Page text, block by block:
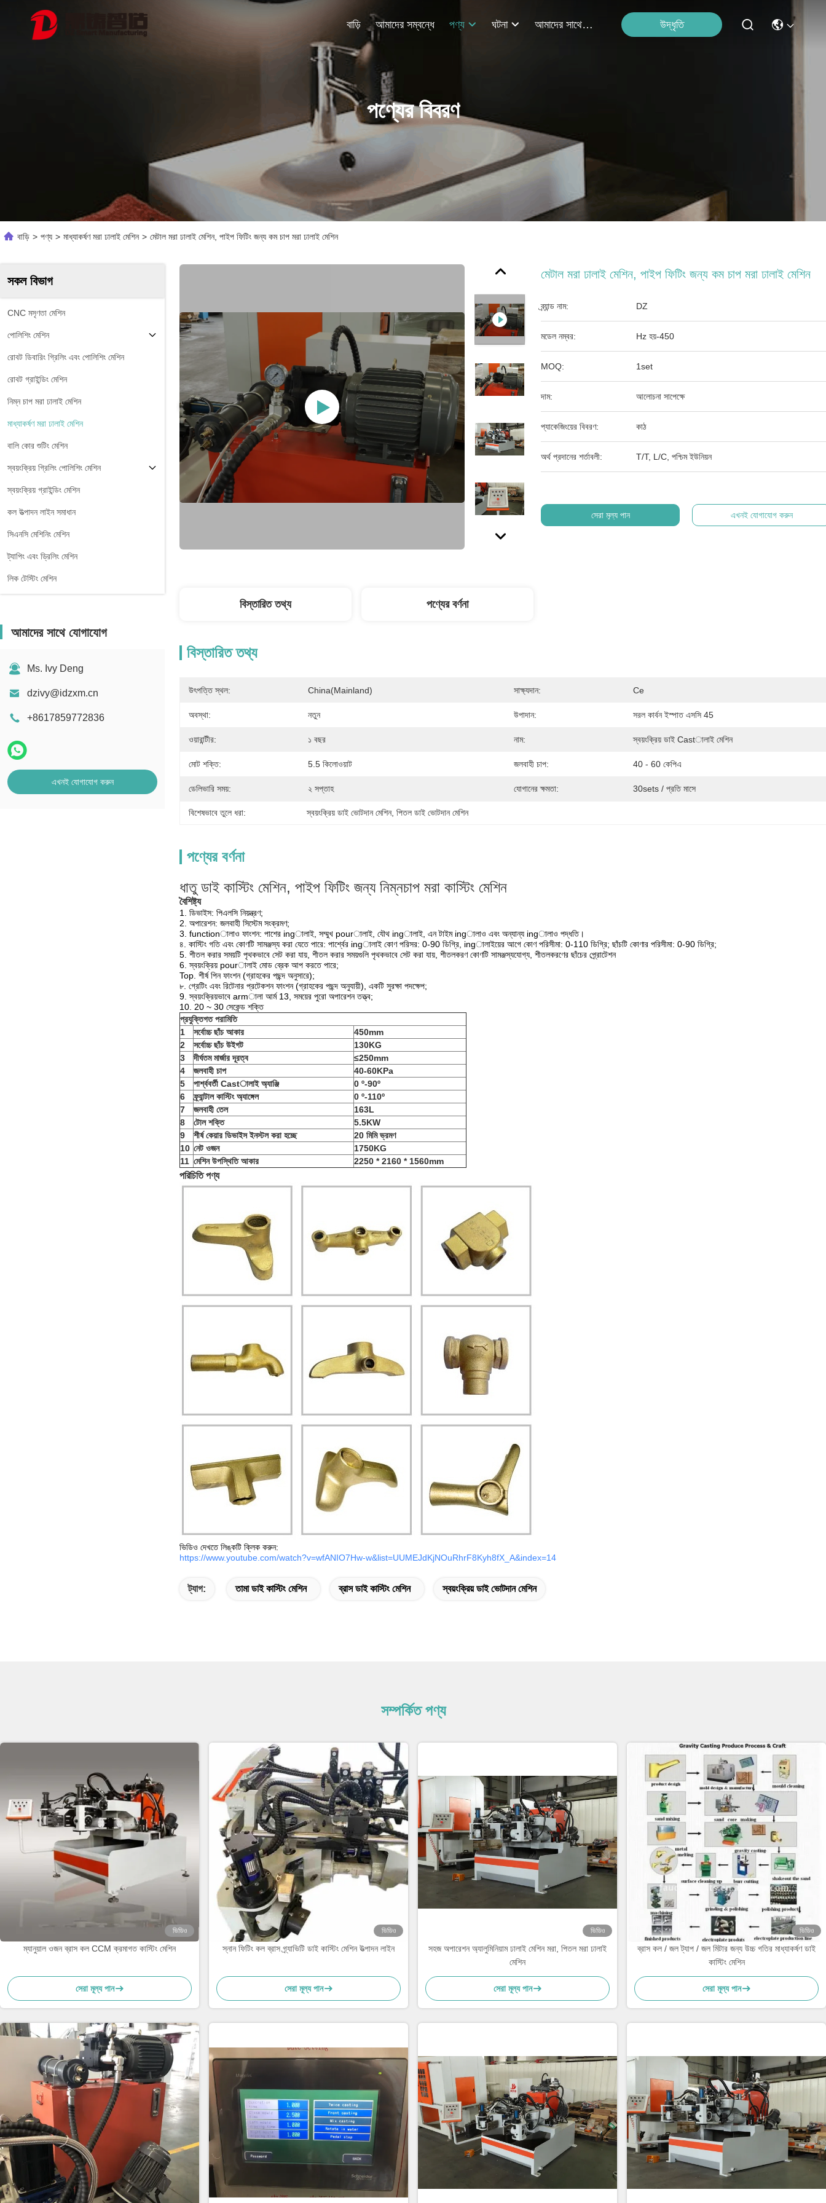
বাড়ি আমাদের সম্বন্ধে পণ্য ঘটনা আমাদের সাথে যোগাযোগ উদ্ধৃতি
পণ্যের বিবরণ
বাড়ি > পণ্য > মাধ্যাকর্ষণ মরা ঢালাই মেশিন > মেটাল মরা ঢালাই মেশিন, পাইপ ফিটিং জন্য কম চাপ মরা ঢালাই মেশিন
সকল বিভাগ
CNC মসৃণতা মেশিন
পোলিশিং মেশিন
রোবট ডিবারিং গ্রিলিং এবং পোলিশিং মেশিন
রোবট গ্রাইন্ডিং মেশিন
নিম্ন চাপ মরা ঢালাই মেশিন
মাধ্যাকর্ষণ মরা ঢালাই মেশিন
বালি কোর শুটিং মেশিন
স্বয়ংক্রিয় গ্রিলিং পোলিশিং মেশিন
স্বয়ংক্রিয় গ্রাইন্ডিং মেশিন
কল উত্পাদন লাইন সমাধান
সিএনসি মেশিনিং মেশিন
ট্যাপিং এবং ড্রিলিং মেশিন
লিক টেস্টিং মেশিন
আমাদের সাথে যোগাযোগ
Ms. Ivy Deng
dzivy@idzxm.cn
+8617859772836
এখনই যোগাযোগ করুন
মেটাল মরা ঢালাই মেশিন, পাইপ ফিটিং জন্য কম চাপ মরা ঢালাই মেশিন
ব্র্যান্ড নাম: DZ
মডেল নম্বর: Hz হয়-450
MOQ: 1set
দাম: আলোচনা সাপেক্ষে
প্যাকেজিংয়ের বিবরণ: কাঠ
অর্থ প্রদানের শর্তাবলী: T/T, L/C, পশ্চিম ইউনিয়ন
সেরা মূল্য পান এখনই যোগাযোগ করুন
বিস্তারিত তথ্য পণ্যের বর্ণনা
বিস্তারিত তথ্য
উৎপত্তি স্থল: China(mainland) সাক্ষ্যদান: Ce
অবস্থা: নতুন উপাদান: সরল কার্বন ইস্পাত এসসি 45
ওয়ারান্টীর: ১ বছর নাম: স্বয়ংক্রিয় ডাই Castালাই মেশিন
মোট শক্তি: 5.5 কিলোওয়াট জলবাহী চাপ: 40 - 60 কেপিএ
ডেলিভারি সময়: ২ সপ্তাহ যোগানের ক্ষমতা: 30sets / প্রতি মাসে
বিশেষভাবে তুলে ধরা: স্বয়ংক্রিয় ডাই ভোটদান মেশিন, পিতল ডাই ভোটদান মেশিন
পণ্যের বর্ণনা
ধাতু ডাই কাস্টিং মেশিন, পাইপ ফিটিং জন্য নিম্নচাপ মরা কাস্টিং মেশিন
বৈশিষ্ট্য
1. ডিভাইস: পিএলসি নিয়ন্ত্রণ;
2. অপারেশন: জলবাহী সিস্টেম সংক্রমণ;
3. functionালাও ফাংশন: পাশের ingালাই, সম্মুখ pourালাই, যৌথ ingালাই, এন টাইম ingালাও এবং অন্যান্য ingালাও পদ্ধতি।
৪. কাস্টিং গতি এবং কোণটি সামঞ্জস্য করা যেতে পারে: পার্শ্বের ingালাই কোণ পরিসর: 0-90 ডিগ্রি, ingালাইয়ের আগে কোণ পরিসীমা: 0-110 ডিগ্রি; ছাঁচটি কোণার পরিসীমা: 0-90 ডিগ্রি;
5. শীতল করার সময়টি পৃথকভাবে সেট করা যায়, শীতল করার সময়গুলি পৃথকভাবে সেট করা যায়, শীতলকরণ কোণটি সামঞ্জস্যযোগ্য, শীতলকরণের ছাঁচের প্র্রোটেশন
6. স্বয়ংক্রিয় pourালাই মোড ব্রেক আপ করতে পারে;
Top. শীর্ষ পিন ফাংশন (গ্রাহকের পছন্দ অনুসারে);
৮. গ্রেটিং এবং রিটেনার প্রটেকশন ফাংশন (গ্রাহকের পছন্দ অনুযায়ী), একটি সুরক্ষা পদক্ষেপ;
9. স্বয়ংক্রিয়ভাবে armালা আর্ম 13, সময়ের পুরো অপারেশন তত্ত্ব;
10. 20 ~ 30 সেকেন্ড শক্তি
প্রযুক্তিগত পরামিতি
1
সর্বোচ্চ ছাঁচ আকার
450mm
2
সর্বোচ্চ ছাঁচ উইগট
130KG
3
দীর্ঘতম মার্জার দূরত্ব
≤250mm
4
জলবাহী চাপ
40-60KPa
5
পার্শ্ববর্তী Castালাই অ্যাঞ্জি 0 º-90º
6
ফ্র্যান্টাল কাস্টিং অ্যাঙ্গেল 0 º-110º
7
জলবাহী তেল
163L
8
টোল শক্তি
5.5KW
9
শীর্ষ কেয়ার ডিভাইস ইনস্টল করা হচ্ছে
20 মিমি ভ্রমণ
10 নেট ওজন
1750KG
11 মেশিন উপস্থিতি আকার 2250 * 2160 * 1560mm
পরিচিতি পণ্য
ভিডিও দেখতে লিঙ্কটি ক্লিক করুন:
https://www.youtube.com/watch?v=wfANIO7Hw-w&list=UUMEJdKjNOuRhrF8Kyh8fX_A&index=14
ট্যাগ: তামা ডাই কাস্টিং মেশিন ব্রাস ডাই কাস্টিং মেশিন স্বয়ংক্রিয় ডাই ভোটদান মেশিন
সম্পর্কিত পণ্য
ভিডিও
ম্যানুয়াল ওজন ব্রাস কল CCM ক্রমাগত কাস্টিং মেশিন
সেরা মূল্য পান
ভিডিও
স্নান ফিটিং কল ব্রাস গ্র্যাভিটি ডাই কাস্টিং মেশিন উত্পাদন লাইন
সেরা মূল্য পান
ভিডিও
সহজ অপারেশন অ্যালুমিনিয়াম ঢালাই মেশিন মরা, পিতল মরা ঢালাই
মেশিন
সেরা মূল্য পান
ভিডিও
ব্রাস কল / জল ট্যাপ / জল মিটার জন্য উচ্চ গতির মাধ্যাকর্ষণ ডাই
কাস্টিং মেশিন
সেরা মূল্য পান